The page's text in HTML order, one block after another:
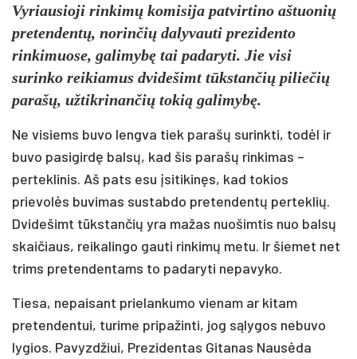
Vyriausioji rinkimų komisija patvirtino aštuonių
pretendentų, norinčių dalyvauti prezidento
rinkimuose, galimybę tai padaryti. Jie visi
surinko reikiamus dvidešimt tūkstančių piliečių
parašų, užtikrinančių tokią galimybę.
Ne visiems buvo lengva tiek parašų surinkti, todėl ir
buvo pasigirdę balsų, kad šis parašų rinkimas –
perteklinis. Aš pats esu įsitikinęs, kad tokios
prievolės buvimas sustabdo pretendentų perteklių.
Dvidešimt tūkstančių yra mažas nuošimtis nuo balsų
skaičiaus, reikalingo gauti rinkimų metu. Ir šiemet net
trims pretendentams to padaryti nepavyko.
Tiesa, nepaisant prielankumo vienam ar kitam
pretendentui, turime pripažinti, jog sąlygos nebuvo
lygios. Pavyzdžiui, Prezidentas Gitanas Nausėda